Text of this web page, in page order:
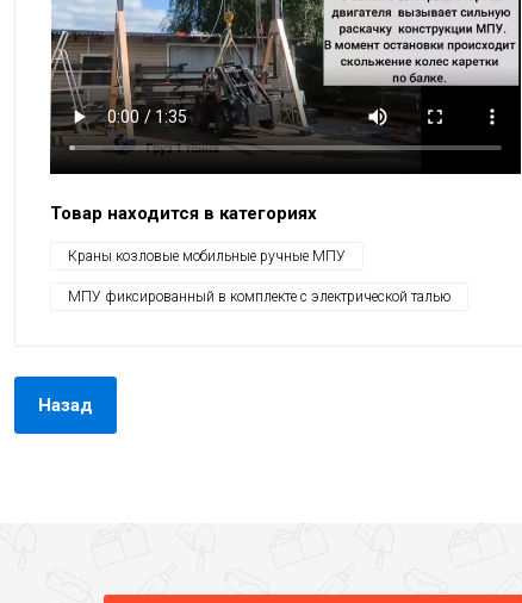
Товар находится в категориях
Краны козловые мобильные ручные МПУ
МПУ фиксированный в комплекте с электрической талью
Назад